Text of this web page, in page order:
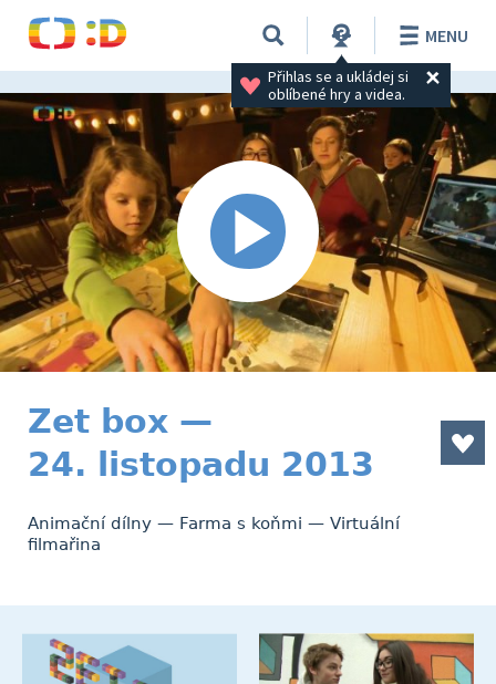
Přihlas se a ukládej si
oblíbené hry a videa.
MENU
Zet box —
24. listopadu 2013
Animační dílny — Farma s koňmi — Virtuální
filmařina